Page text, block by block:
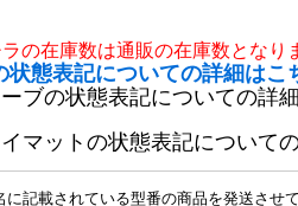
の在庫数は通販の在庫数となり
状態表記についての詳細はこ
ブの状態表記についての詳
マットの状態表記について
記載されている型番の商品を発送させ